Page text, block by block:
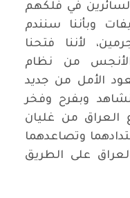
في فلكهم
وبأننا سنندم
لأننا فتحنا
من نظام
الأمل من جديد
وبفرح وفخر
العراق من غليان
وتصاعدهما
على الطريق